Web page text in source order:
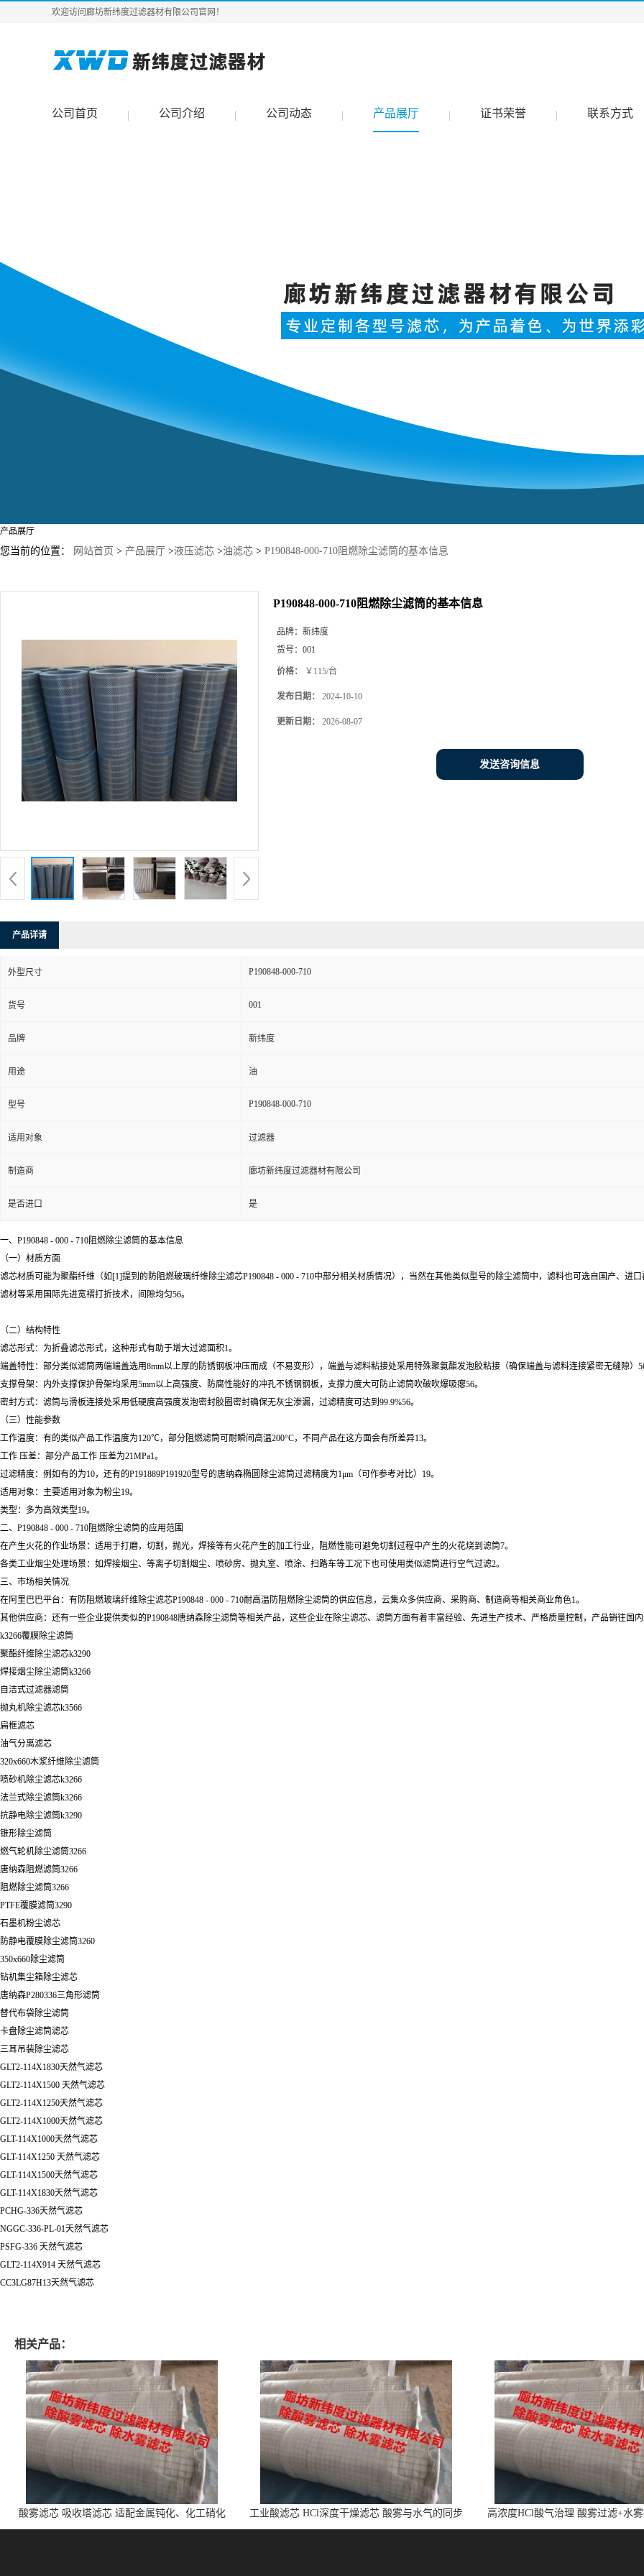
欢迎访问廊坊新纬度过滤器材有限公司官网！
公司首页 公司介绍 公司动态 产品展厅 证书荣誉 联系方式
产品展厅
您当前的位置： 网站首页 > 产品展厅 >液压滤芯 >油滤芯 > P190848-000-710阻燃除尘滤筒的基本信息
P190848-000-710阻燃除尘滤筒的基本信息
品牌： 新纬度
货号： 001
价格： ￥115/台
发布日期： 2024-10-10
更新日期： 2026-08-07
发送咨询信息
产品详请
外型尺寸 P190848-000-710
货号 001
品牌 新纬度
用途 油
型号 P190848-000-710
适用对象 过滤器
制造商 廊坊新纬度过滤器材有限公司
是否进口 是
一、P190848 - 000 - 710阻燃除尘滤筒的基本信息
（一）材质方面
滤芯材质可能为聚酯纤维（如[1]提到的防阻燃玻璃纤维除尘滤芯P190848 - 000 - 710中部分相关材质情况），当然在其他类似型号的除尘滤筒中，滤料也可选自国产、
滤材等采用国际先进宽褶打折技术，间隙均匀56。
（二）结构特性
滤芯形式：为折叠滤芯形式，这种形式有助于增大过滤面积1。
端盖特性：部分类似滤筒两端端盖选用8mm以上厚的防锈钢板冲压而成（不易变形），端盖与滤料粘接处采用特殊聚氨酯发泡胶粘接（确保端盖与滤料连接紧密无缝隙）
支撑骨架：内外支撑保护骨架均采用5mm以上高强度、防腐性能好的冲孔不锈钢钢板，支撑力度大可防止滤筒吹破吹爆吸瘪56。
密封方式：滤筒与滑板连接处采用低硬度高强度发泡密封胶圈密封确保无灰尘渗漏，过滤精度可达到99.9%56。
（三）性能参数
工作温度：有的类似产品工作温度为120℃，部分阻燃滤筒可耐瞬间高温200°C，不同产品在这方面会有所差异13。
工作 压差：部分产品工作 压差为21MPa1。
过滤精度：例如有的为10，还有的P191889P191920型号的唐纳森椭圆除尘滤筒过滤精度为1μm（可作参考对比）19。
适用对象：主要适用对象为粉尘19。
类型：多为高效类型19。
二、P190848 - 000 - 710阻燃除尘滤筒的应用范围
在产生火花的作业场景：适用于打磨，切割，抛光，焊接等有火花产生的加工行业，阻燃性能可避免切割过程中产生的火花烧到滤筒7。
各类工业烟尘处理场景：如焊接烟尘、等离子切割烟尘、喷砂房、抛丸室、喷涂、扫路车等工况下也可使用类似滤筒进行空气过滤2。
三、市场相关情况
在阿里巴巴平台：有防阻燃玻璃纤维除尘滤芯P190848 - 000 - 710耐高温防阻燃除尘滤筒的供应信息，云集众多供应商、采购商、制造商等相关商业角色1。
其他供应商：还有一些企业提供类似的P190848唐纳森除尘滤筒等相关产品，这些企业在除尘滤芯、滤筒方面有着丰富经验、先进生产技术、严格质量控制，产品销往国
k3266覆膜除尘滤筒
聚酯纤维除尘滤芯k3290
焊接烟尘除尘滤筒k3266
自洁式过滤器滤筒
抛丸机除尘滤芯k3566
扁框滤芯
油气分离滤芯
320x660木浆纤维除尘滤筒
喷砂机除尘滤芯k3266
法兰式除尘滤筒k3266
抗静电除尘滤筒k3290
锥形除尘滤筒
燃气轮机除尘滤筒3266
唐纳森阻燃滤筒3266
阻燃除尘滤筒3266
PTFE覆膜滤筒3290
石墨机粉尘滤芯
防静电覆膜除尘滤筒3260
350x660除尘滤筒
钻机集尘箱除尘滤芯
唐纳森P280336三角形滤筒
替代布袋除尘滤筒
卡盘除尘滤筒滤芯
三耳吊装除尘滤芯
GLT2-114X1830天然气滤芯
GLT2-114X1500 天然气滤芯
GLT2-114X1250天然气滤芯
GLT2-114X1000天然气滤芯
GLT-114X1000天然气滤芯
GLT-114X1250 天然气滤芯
GLT-114X1500天然气滤芯
GLT-114X1830天然气滤芯
PCHG-336天然气滤芯
NGGC-336-PL-01天然气滤芯
PSFG-336 天然气滤芯
GLT2-114X914 天然气滤芯
CC3LG87H13天然气滤芯
相关产品：
酸雾滤芯 吸收塔滤芯 适配金属钝化、化工硝化
的酸雾
工业酸滤芯 HCl深度干燥滤芯 酸雾与水气的同步
净化
高浓度HCl酸气治理 酸雾过滤+水
芯